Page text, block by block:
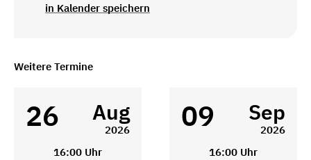
in Kalender speichern
Weitere Termine
26 Aug
2026
16:00 Uhr
09 Sep
2026
16:00 Uhr